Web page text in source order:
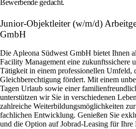
Bewerbende gedacht.
Junior-Objektleiter (w/m/d)
GmbH
Die Apleona Südwest GmbH bietet Ihnen
Facility Management eine zukunftssichere
Tätigkeit in einem professionellen Umfeld,
Gleichberechtigung fördert. Mit einem
Tagen Urlaub sowie einer
unterstützen wir Sie in verschiedenen
zahlreiche Weiterbildungsmöglichkeiten
fachlichen Entwicklung. Genießen Sie
und die Option auf Jobrad-Leasing für Ihre